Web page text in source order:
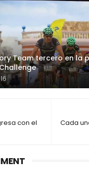
Team tercero en la
Cada
con el